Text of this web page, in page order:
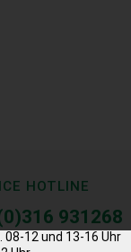
HOTLINE
931268
08-12 und 13-16 Uhr